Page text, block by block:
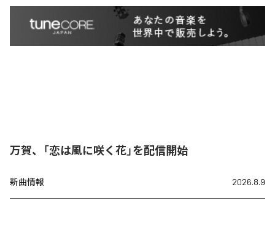
万賀、「恋は風に咲く花」を配信開始
新曲情報 2026.8.9